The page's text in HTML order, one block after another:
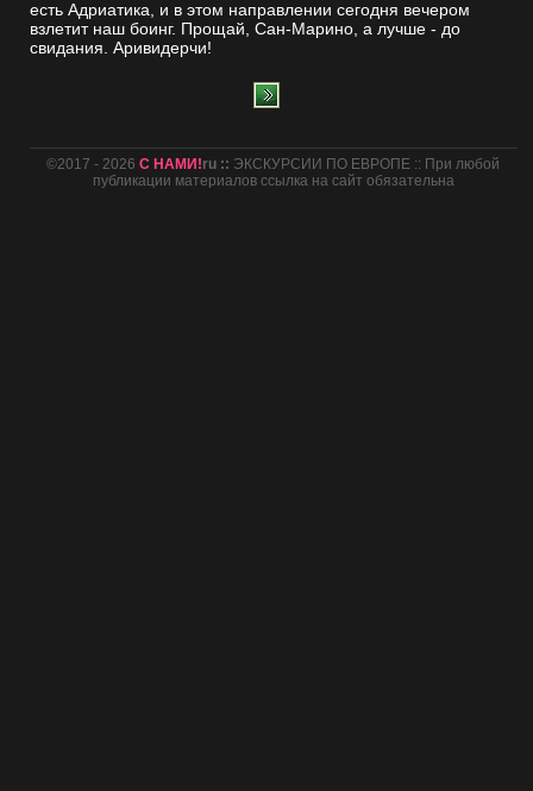
есть Адриатика, и в этом направлении сегодня вечером
взлетит наш боинг. Прощай, Сан-Марино, а лучше - до
свидания. Аривидерчи!
©2017 - 2026С НАМИ!ru :: ЭКСКУРСИИ ПО ЕВРОПЕ :: При любой
публикации материалов ссылка на сайт обязательна